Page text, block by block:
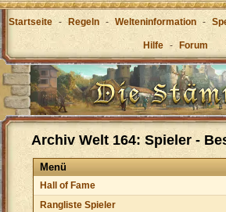
Startseite - Regeln - Welteninformation -
Hilfe - Forum
Archiv Welt 164: Spieler -
Menü
Hall of Fame
Rangliste Spieler